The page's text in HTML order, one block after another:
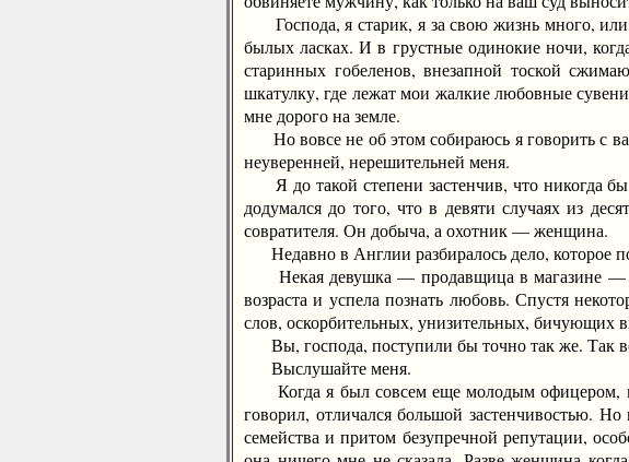
Господа, я старик, я за свою жизнь много,
былых ласках. И в грустные одинокие ночи,
старинных гобеленов, внезапной тоской
шкатулку, где лежат мои жалкие любовные
мне дорого на земле.
Но вовсе не об этом собираюсь я говорить с
неуверенней, нерешительней меня.
Я до такой степени застенчив, что никогда
додумался до того, что в девяти случаях из
совратителя. Он добыча, а охотник — женщина.
Недавно в Англии разбиралось дело, которое
Некая девушка — продавщица в магазине —
возраста и успела познать любовь. Спустя
слов, оскорбительных, унизительных, бичующих
Вы, господа, поступили бы точно так же. Так
Выслушайте меня.
Когда я был совсем еще молодым офицером,
говорил, отличался большой застенчивостью.
семейства и притом безупречной репутации,